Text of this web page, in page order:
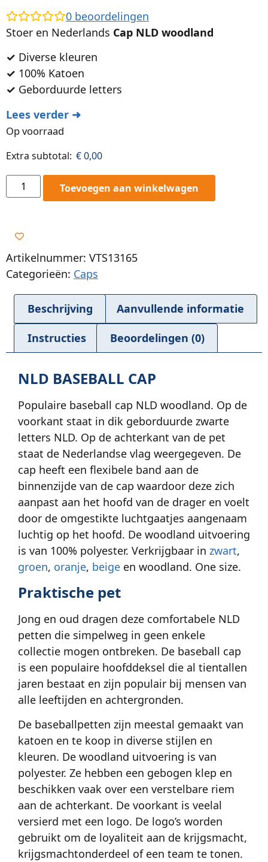
0 beoordelingen
Stoer en Nederlands Cap NLD woodland
✓ Diverse kleuren
✓ 100% Katoen
✓ Geborduurde letters
Lees verder ➜
Op voorraad
Extra subtotal: €0,00
Toevoegen aan winkelwagen
Artikelnummer: VTS13165
Categorieën: Caps
Beschrijving Aanvullende informatie
Instructies Beoordelingen (0)
NLD BASEBALL CAP
Populaire baseball cap NLD woodland. Op de
voorkant staat in dik geborduurde zwarte
letters NLD. Op de achterkant van de pet
staat de Nederlandse vlag weergegeven. De
cap heeft een flexibele band aan de
binnenzijde van de cap waardoor deze zich
aanpast aan het hoofd van de drager en voelt
door de omgestikte luchtgaatjes aangenaam
luchtig op het hoofd. De woodland uitvoering
is van 100% polyester. Verkrijgbaar in zwart,
groen, oranje, beige en woodland. One size.
Praktische pet
Jong en oud dragen deze comfortabele NLD
petten die simpelweg in geen enkele
collectie mogen ontbreken. De baseball cap
is een populaire hoofddeksel die al tientallen
jaren bestaat en zijn populair bij mensen van
alle leeftijden en achtergronden.
De baseballpetten zijn meestal gemaakt van
katoen en te koop in diverse stijlen en
kleuren. De woodland uitvoering is van
polyester. Ze hebben een gebogen klep en
beschikken vaak over een verstelbare riem
aan de achterkant. De voorkant is veelal
versierd met een logo. De logo’s worden
gebruikt om de loyaliteit aan de krijgsmacht,
krijgsmachtonderdeel of een team te tonen.